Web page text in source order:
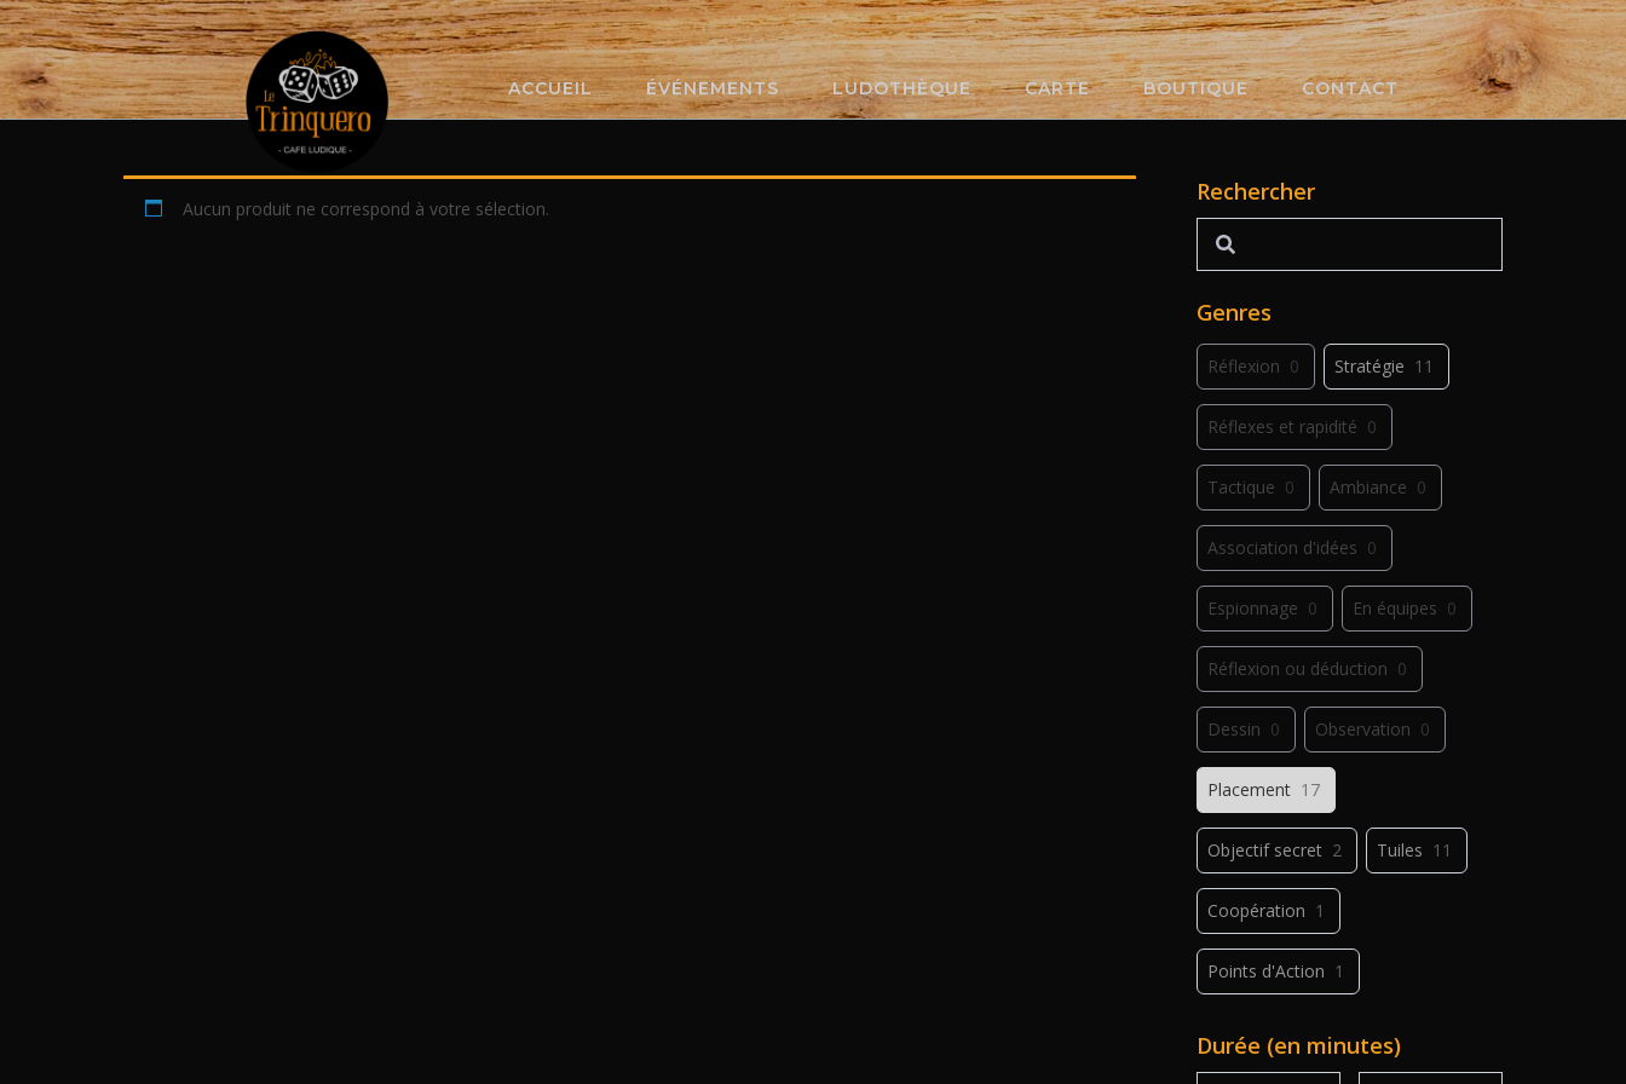
Skip
to
content
ACCUEIL ÉVÉNEMENTS LUDOTHÈQUE CARTE BOUTIQUE CONTACT
Aucun produit ne correspond à votre sélection.
Rechercher
Rechercher
Genres
Réflexion 0 Stratégie 11
Réflexes et rapidité 0
Tactique 0 Ambiance 0
Association d'idées 0
Espionnage 0 En équipes 0
Réflexion ou déduction 0
Dessin 0 Observation 0
Placement 17
Objectif secret 2 Tuiles 11
Coopération 1
Points d'Action 1
Déplacement 1
Durée (en minutes)